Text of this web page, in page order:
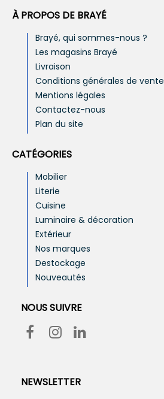
À PROPOS DE BRAYÉ
Brayé, qui sommes-nous ?
Les magasins Brayé
Livraison
Conditions générales de vente
Mentions légales
Contactez-nous
Plan du site
CATÉGORIES
Mobilier
Literie
Cuisine
Luminaire & décoration
Extérieur
Nos marques
Destockage
Nouveautés
NOUS SUIVRE
NEWSLETTER